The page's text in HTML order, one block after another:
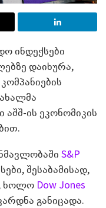
ინდექსები
დაიხურა,
აშშ-ის ეკონომიკის
S&P
შესაბამისად,
ხოლო Dow Jones
განიცადა.